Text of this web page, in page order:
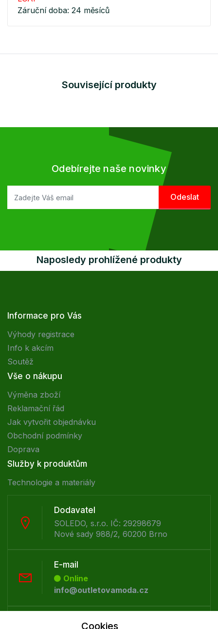
Záruční doba: 24 měsíců
Související produkty
Odebírejte naše novinky
Naposledy prohlížené produkty
Informace pro Vás
Výhody registrace
Info k akcím
Soutěž
Vše o nákupu
Výměna zboží
Reklamační řád
Jak vytvořit objednávku
Obchodní podmínky
Doprava
Služby k produktům
Technologie a materiály
Dodavatel
SOLEDO, s.r.o. IČ: 29298679
Nové sady 988/2, 60200 Brno
E-mail
Online
info@outletovamoda.cz
Telefon :Cookies